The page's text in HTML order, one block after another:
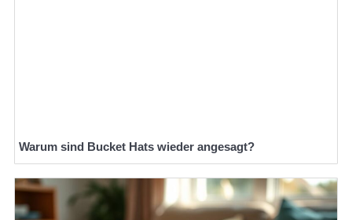
Warum sind Bucket Hats wieder angesagt?